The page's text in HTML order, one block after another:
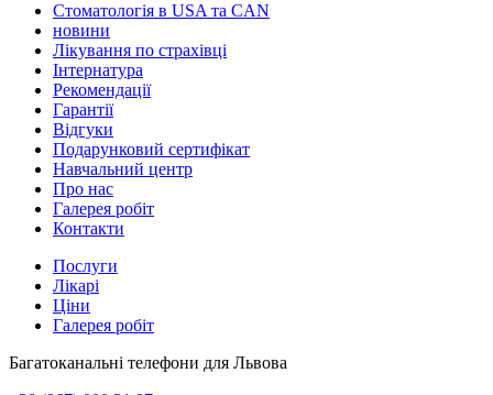
Стоматологія в USA та CAN
новини
Лікування по страхівці
Інтернатура
Рекомендації
Гарантії
Відгуки
Подарунковий сертифікат
Навчальний центр
Про нас
Галерея робіт
Контакти
Послуги
Лікарі
Ціни
Галерея робіт
Багатоканальні телефони для Львова